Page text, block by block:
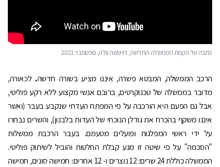
כתבה על הקמת הממשלה החדשה, דויטשה וולה, ספטמבר 2021
הרכב הממשלה, המבטא פשרה, איננו מציע בשורה חדשה.לכאורה,
מדובר בממשלה של טכנוקרטים, ברובם אנשי מקצוע ללא רקע פוליטי,
אבל גם הפעם היא הורכבה על פי המפתח העדתי שנקבע בעבר (ואשר
איננו משקף בהכרח את גודלן הנוכחי של העדות בלבנון), והשרים נבחרו
על ידי ראשי המפלגות ופועלים מטעמם. בעבר הרכבת ממשלות
"הסכמה" על פי שיטה זו מנע קבלת החלטות והוביל לשיתוק פוליטי.
הממשלה כוללת 24 שרים: 12 נוצרים ו- 12 אחרים: חמישה סונים, חמישה